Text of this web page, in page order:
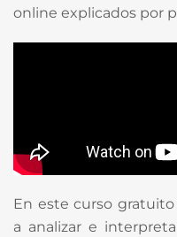
online explicados por
En este curso gratuito
a analizar e